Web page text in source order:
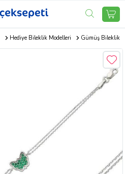
Hediye Bileklik Modelleri Gümüş Bileklik